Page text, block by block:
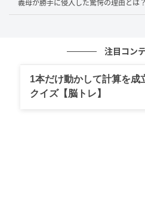
その様子を見た義母は、さ
義父は私のほうを見て、「こ
にこう言いました。
義母が勝手に侵入した驚愕の理由とは？
注目コン
1本だけ動かして計算を成
クイズ【脳トレ】